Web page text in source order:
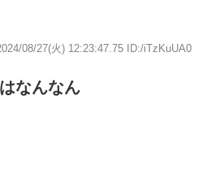
08/27(火) 12:23:47.75 ID:/iTzKuUA0
なんなん